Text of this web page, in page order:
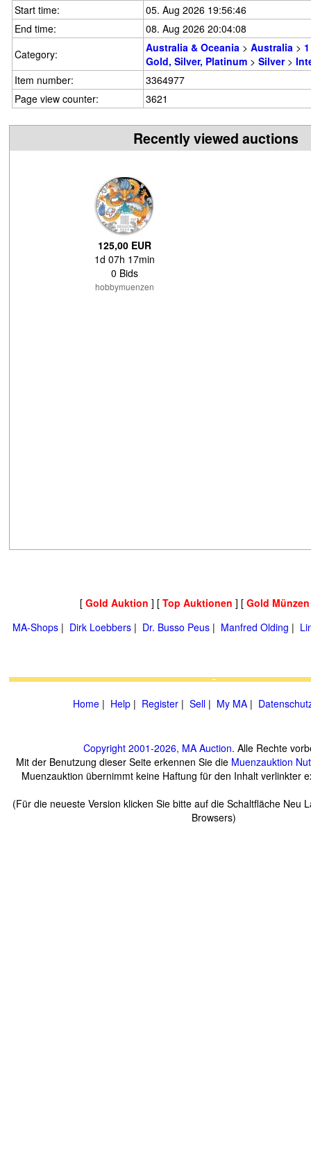
Start time:
05. Aug 2026 19:56:46
End time:
08. Aug 2026 20:04:08
Category:
Australia & Oceania > Australia >
Gold, Silver, Platinum > Silver>
Item number:
3364977
Page view counter:
3621
Recently viewed auctions
125,00 EUR
1d 07h 17min
0 Bids
hobbymuenzen
[ Gold Auktion ] [ Top Auktionen ] [ Gold
MA-Shops | Dirk Loebbers | Dr. Busso Peus | Manfred Olding |
Home | Help | Register | Sell | My MA |
Copyright 2001-2026, MA Auction. Alle Rechte
Mit der Benutzung dieser Seite erkennen Sie die Muenzauktion
Muenzauktion übernimmt keine Haftung für den Inhalt verlinkter
(Für die neueste Version klicken Sie bitte auf die Schaltfläche Neu
Browsers)